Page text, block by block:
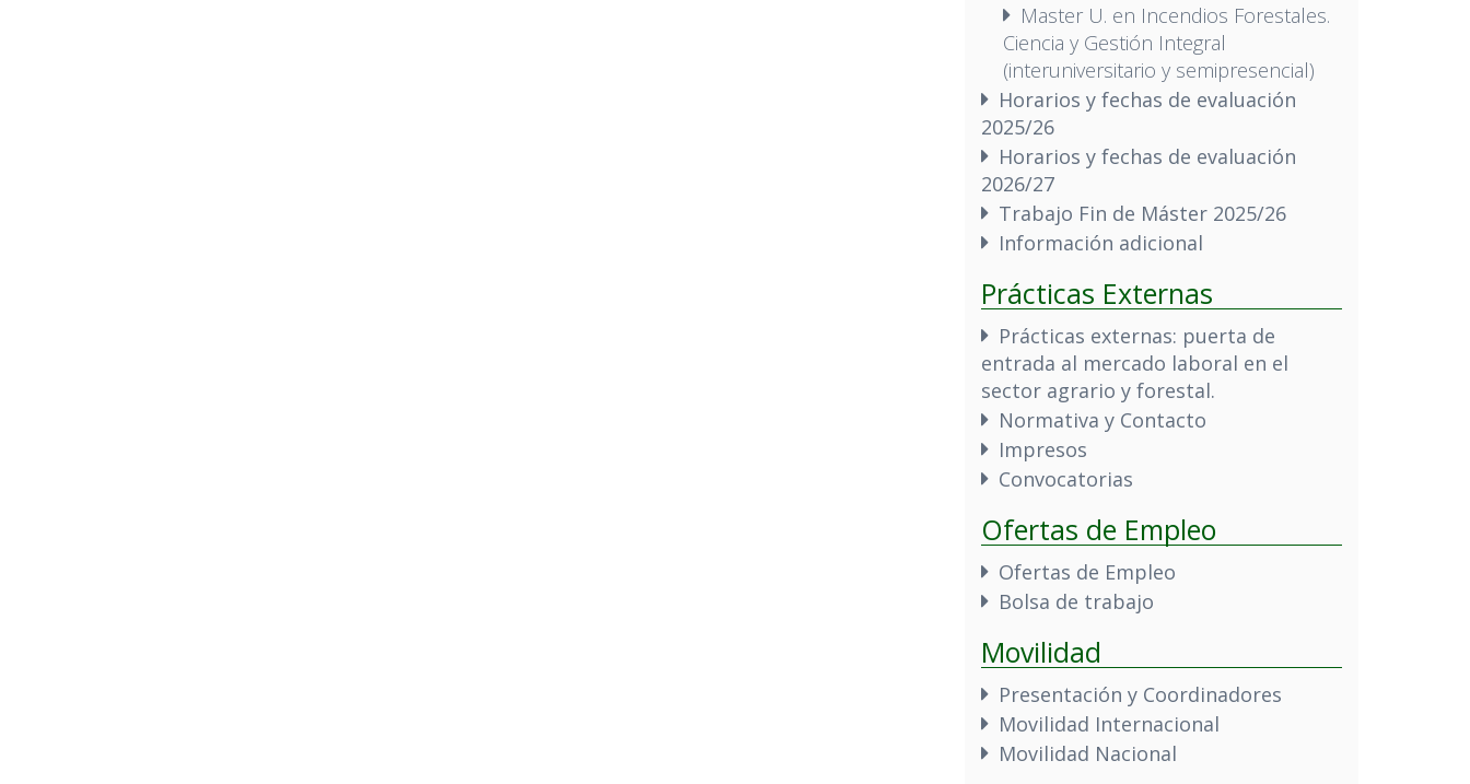
Master U. en Incendios Forestales.
Ciencia y Gestión Integral
(interuniversitario y semipresencial)
Horarios y fechas de evaluación
2025/26
Horarios y fechas de evaluación
2026/27
Trabajo Fin de Máster 2025/26
Información adicional
Prácticas Externas
Prácticas externas: puerta de
entrada al mercado laboral en el
sector agrario y forestal.
Normativa y Contacto
Impresos
Convocatorias
Ofertas de Empleo
Ofertas de Empleo
Bolsa de trabajo
Movilidad
Presentación y Coordinadores
Movilidad Internacional
Movilidad Nacional